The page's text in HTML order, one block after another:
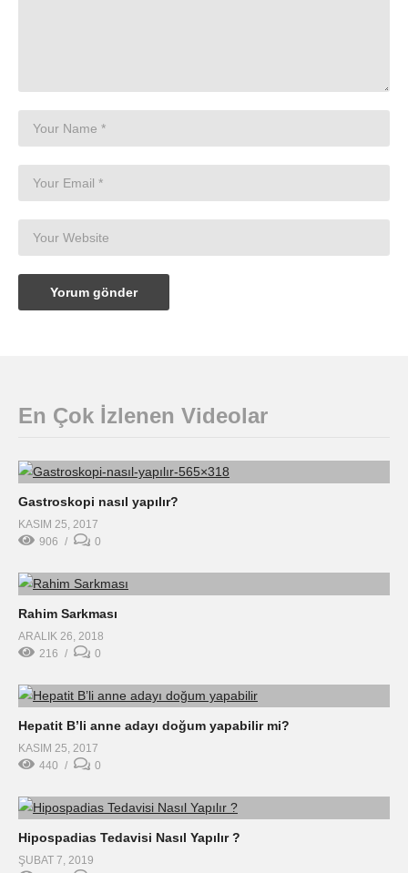
En Çok İzlenen Videolar
Gastroskopi nasıl yapılır?
KASIM 25, 2017
906
0
Rahim Sarkması
ARALIK 26, 2018
216
0
Hepatit B’li anne adayı doğum yapabilir mi?
KASIM 25, 2017
440
0
Hipospadias Tedavisi Nasıl Yapılır ?
ŞUBAT 7, 2019